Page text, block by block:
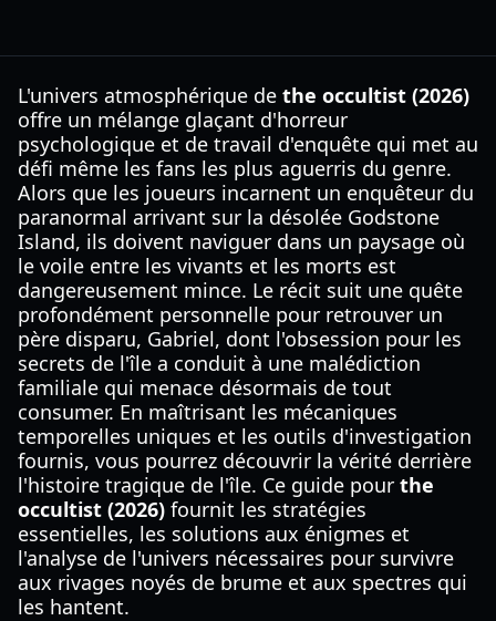
L'univers atmosphérique de the occultist (2026)
offre un mélange glaçant d'horreur
psychologique et de travail d'enquête qui met au
défi même les fans les plus aguerris du genre.
Alors que les joueurs incarnent un enquêteur du
paranormal arrivant sur la désolée Godstone
Island, ils doivent naviguer dans un paysage où
le voile entre les vivants et les morts est
dangereusement mince. Le récit suit une quête
profondément personnelle pour retrouver un
père disparu, Gabriel, dont l'obsession pour les
secrets de l'île a conduit à une malédiction
familiale qui menace désormais de tout
consumer. En maîtrisant les mécaniques
temporelles uniques et les outils d'investigation
fournis, vous pourrez découvrir la vérité derrière
l'histoire tragique de l'île. Ce guide pour the
occultist (2026) fournit les stratégies
essentielles, les solutions aux énigmes et
l'analyse de l'univers nécessaires pour survivre
aux rivages noyés de brume et aux spectres qui
les hantent.